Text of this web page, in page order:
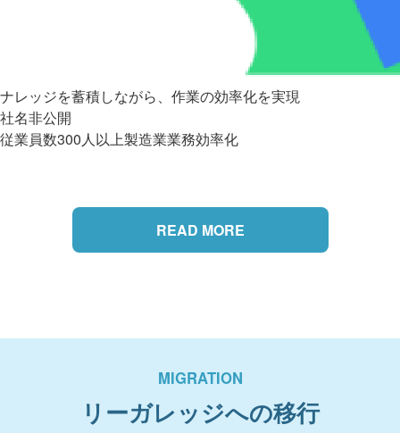
ナレッジを蓄積しながら、作業の効率化を実現
社名非公開
従業員数300人以上製造業業務効率化
READ MORE
MIGRATION
リーガレッジへの移行